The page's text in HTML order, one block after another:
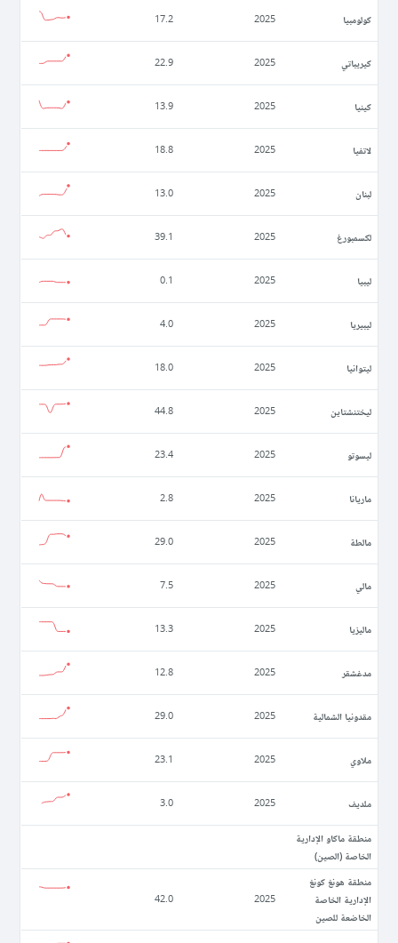
كولومبيا 2025
17.2
كيريباتي 2025
22.9
كينيا 2025
13.9
لاتفيا 2025
18.8
لبنان 2025
13.0
لكسمبورغ 2025
39.1
ليبيا 2025
0.1
ليبيريا 2025
4.0
ليتوانيا 2025
18.0
ليختنشتاين 2025
44.8
ليسوتو 2025
23.4
ماريانا 2025
2.8
مالطة 2025
29.0
مالي 2025
7.5
ماليزيا 2025
13.3
مدغشقر 2025
12.8
مقدونيا الشمالية 2025
29.0
ملاوي 2025
23.1
ملديف 2025
3.0
منطقة ماكاو الإدارية
الخاصة (الصين)
منطقة هونغ كونغ
الإدارية الخاصة
الخاضعة للصين
2025
42.0